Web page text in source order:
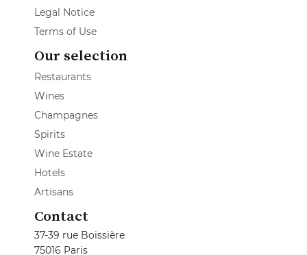
Legal Notice
Terms of Use
Our selection
Restaurants
Wines
Champagnes
Spirits
Wine Estate
Hotels
Artisans
Contact
37-39 rue Boissière
75016 Paris